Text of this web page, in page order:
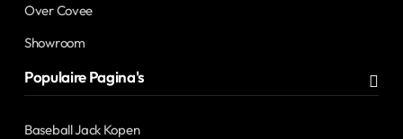
Over Covee
Showroom
Populaire Pagina's
Baseball Jack Kopen